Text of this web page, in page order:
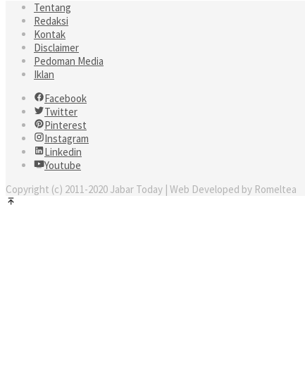
Tentang
Redaksi
Kontak
Disclaimer
Pedoman Media
Iklan
Facebook
Twitter
Pinterest
Instagram
Linkedin
Youtube
Copyright (c) 2011-2020 Jabar Today | Web Developed by Romeltea